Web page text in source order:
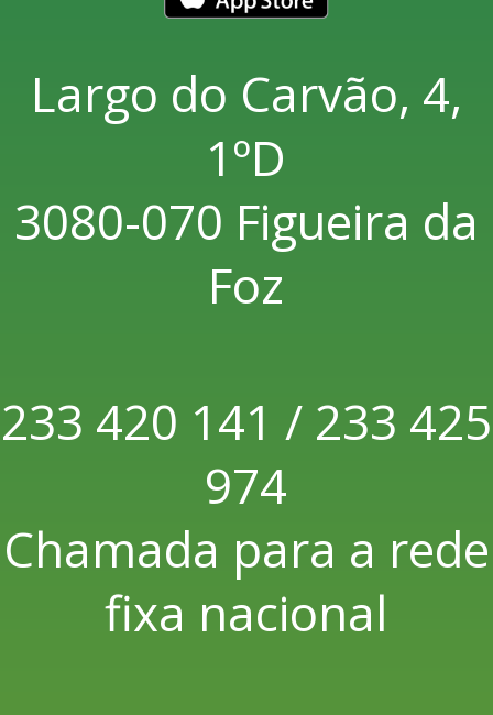
Largo do Carvão, 4,
1ºD
3080-070 Figueira da
Foz
233 420 141 / 233 425
974
Chamada para a rede
fixa nacional